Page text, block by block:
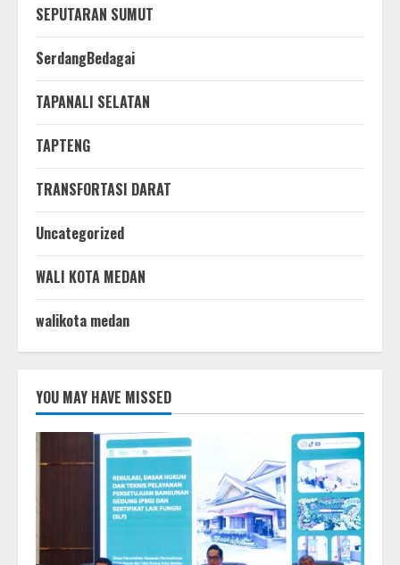
SEPUTARAN SUMUT
SerdangBedagai
TAPANALI SELATAN
TAPTENG
TRANSFORTASI DARAT
Uncategorized
WALI KOTA MEDAN
walikota medan
YOU MAY HAVE MISSED